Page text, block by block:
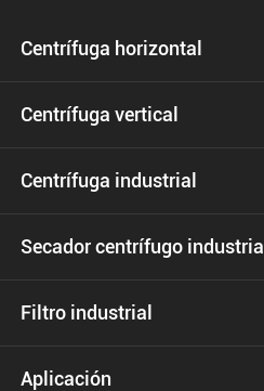
Centrífuga horizontal
Centrífuga vertical
Centrífuga industrial
Secador centrífugo industrial
Filtro industrial
Aplicación